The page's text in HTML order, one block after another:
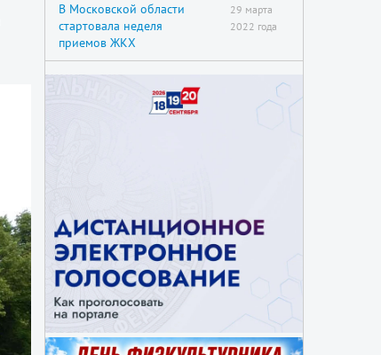
В Московской области
стартовала неделя
приемов ЖКХ
29 марта
2022 года